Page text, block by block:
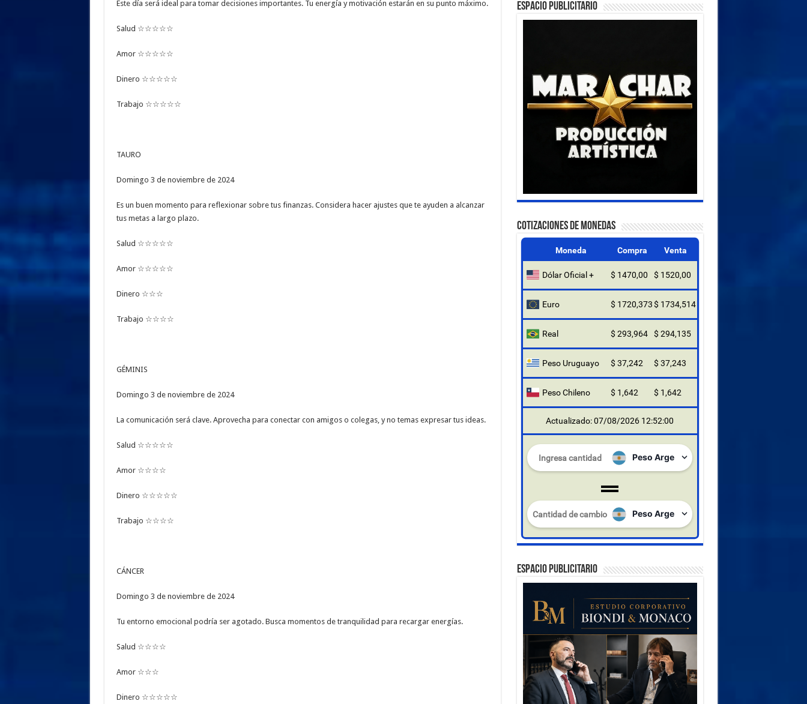
Este día será ideal para tomar decisiones importantes. Tu energía y motivación estarán en su punto máximo.
Salud ☆☆☆☆☆
Amor ☆☆☆☆☆
Dinero ☆☆☆☆☆
Trabajo ☆☆☆☆☆
TAURO
Domingo 3 de noviembre de 2024
Es un buen momento para reflexionar sobre tus finanzas. Considera hacer ajustes que te ayuden a alcanzar
tus metas a largo plazo.
Salud ☆☆☆☆☆
Amor ☆☆☆☆☆
Dinero ☆☆☆
Trabajo ☆☆☆☆
GÉMINIS
Domingo 3 de noviembre de 2024
La comunicación será clave. Aprovecha para conectar con amigos o colegas, y no temas expresar tus ideas.
Salud ☆☆☆☆☆
Amor ☆☆☆☆
Dinero ☆☆☆☆☆
Trabajo ☆☆☆☆
CÁNCER
Domingo 3 de noviembre de 2024
Tu entorno emocional podría ser agotado. Busca momentos de tranquilidad para recargar energías.
Salud ☆☆☆☆
Amor ☆☆☆
Dinero ☆☆☆☆☆
ESPACIO PUBLICITARIO
COTIZACIONES DE MONEDAS
Moneda Compra Venta
Dólar Oficial + $ 1470,00 $ 1520,00
Euro $ 1720,373$ 1734,514
Real $ 293,964 $ 294,135
Peso Uruguayo $ 37,242 $ 37,243
Peso Chileno $ 1,642 $ 1,642
Actualizado: 07/08/2026 12:52:00
ESPACIO PUBLICITARIO